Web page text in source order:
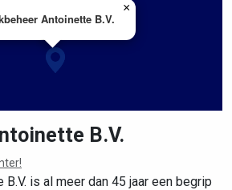
Antoinette B.V.
×
Leaflet|©OpenStreetMapcontributors
B.V.
is al meer dan 45 jaar een begrip